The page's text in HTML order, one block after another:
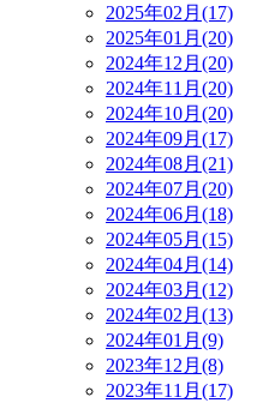
2025年02月(17)
2025年01月(20)
2024年12月(20)
2024年11月(20)
2024年10月(20)
2024年09月(17)
2024年08月(21)
2024年07月(20)
2024年06月(18)
2024年05月(15)
2024年04月(14)
2024年03月(12)
2024年02月(13)
2024年01月(9)
2023年12月(8)
2023年11月(17)